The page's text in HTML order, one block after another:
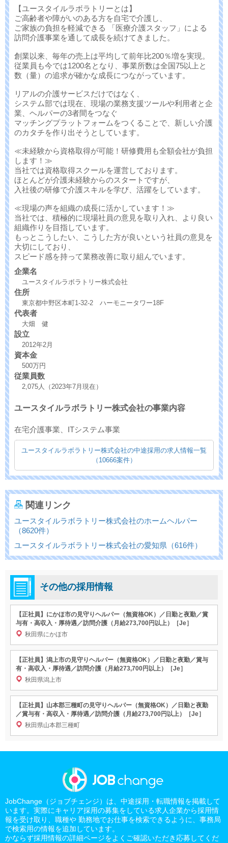
【ユースタイルラボラトリーとは】
ご高齢者や障がいのある方を自宅で介護し、
ご家族の負担を軽減できる 「医療介護スタッフ」による
訪問介護事業を通して成長を続けてきました。
創業以来、毎年の売上は平均して前年比200％増を実現。
従業員も今では1200名となり、事業所数は全国75以上と
数（量）の追求が確かな成長につながっています。
リアルの介護サービスだけではなく、
システム部では現在、現場の業務支援ツールや利用者と企
業、ヘルパーの3者間をつなぐ
マッチングプラットフォームをつくることで、新しい介護
のカタチを作り出そうとしています。
≪未経験から資格取得が可能！研修費用も全額会社が負担
します！≫
当社では資格取得スクールを運営しております。
ほとんどが介護未経験からのスタートですが、
入社後の研修で介護スキルを学び、活躍をしています。
≪現場の声を組織の成長に活かしています！≫
当社では、積極的に現場社員の意見を取り入れ、より良い
組織作りを目指しています。
もっとこうしたい、こうした方が良いという社員の意見を
大切にしており、
スピード感を持って業務改善に取り組んでいます。
企業名
ユースタイルラボラトリー株式会社
住所
東京都中野区本町1-32-2 ハーモニータワー18F
代表者
大畑 健
設立
2012年2月
資本金
500万円
従業員数
2,075人（2023年7月現在）
ユースタイルラボラトリー株式会社の事業内容
在宅介護事業、ITシステム事業
ユースタイルラボラトリー株式会社の中途採用の求人情報一覧
（10666案件）
関連リンク
ユースタイルラボラトリー株式会社のホームヘルパー
（8620件）
ユースタイルラボラトリー株式会社の愛知県（616件）
その他の採用情報
【正社員】にかほ市の見守りヘルパー（無資格OK）／日勤と夜勤／賞
与有・高収入・厚待遇／訪問介護（月給273,700円以上）［Je］
秋田県にかほ市
【正社員】潟上市の見守りヘルパー（無資格OK）／日勤と夜勤／賞与
有・高収入・厚待遇／訪問介護（月給273,700円以上）［Je］
秋田県潟上市
【正社員】山本郡三種町の見守りヘルパー（無資格OK）／日勤と夜勤
／賞与有・高収入・厚待遇／訪問介護（月給273,700円以上）［Je］
秋田県山本郡三種町
JobChange（ジョブチェンジ）は、中途採用・転職情報を掲載して
います。実際にキャリア採用の募集をしている求人企業から採用情
報を受け取り、職種や 勤務地でお仕事を検索できるように、事務局
で検索用の情報を追加しています。
かならず採用情報の詳細ページをよくご確認いただき応募してくだ